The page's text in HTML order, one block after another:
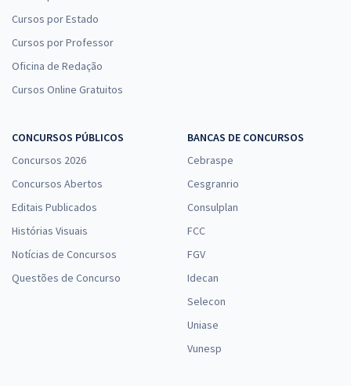
Cursos por Estado
Cursos por Professor
Oficina de Redação
Cursos Online Gratuitos
CONCURSOS PÚBLICOS
Concursos 2026
Concursos Abertos
Editais Publicados
Histórias Visuais
Notícias de Concursos
Questões de Concurso
BANCAS DE CONCURSOS
Cebraspe
Cesgranrio
Consulplan
FCC
FGV
Idecan
Selecon
Uniase
Vunesp